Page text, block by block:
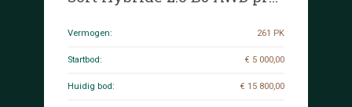
188-VT
Vermogen: 261 PK
Startbod: € 5 000,00
Huidig bod: € 15 800,00